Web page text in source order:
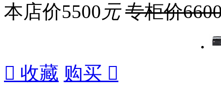
本店价5500 元 专柜价
 收藏 购买 